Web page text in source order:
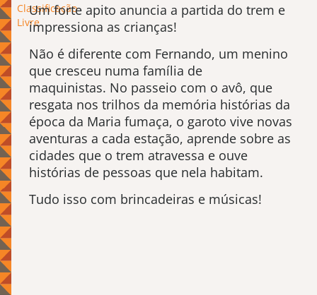
Classificação
Livre
Um forte apito anuncia a partida do trem e
impressiona as crianças!
Não é diferente com Fernando, um menino
que cresceu numa família de
maquinistas. No passeio com o avô, que
resgata nos trilhos da memória histórias da
época da Maria fumaça, o garoto vive novas
aventuras a cada estação, aprende sobre as
cidades que o trem atravessa e ouve
histórias de pessoas que nela habitam.
Tudo isso com brincadeiras e músicas!